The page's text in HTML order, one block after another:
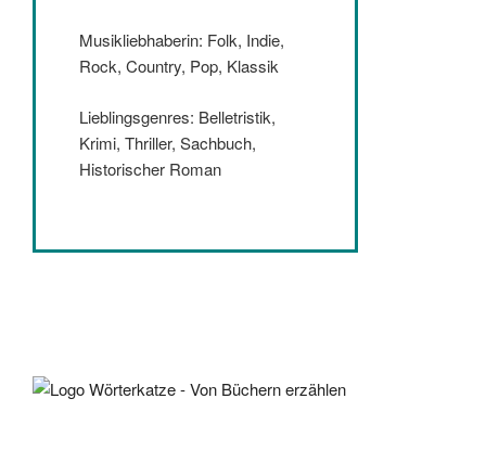
Musikliebhaberin: Folk, Indie,
Rock, Country, Pop, Klassik
Lieblingsgenres: Belletristik,
Krimi, Thriller, Sachbuch,
Historischer Roman